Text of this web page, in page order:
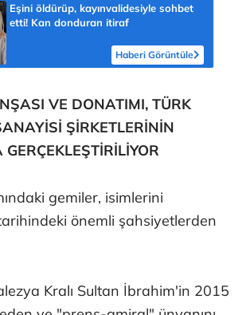
Eşini öldürüp, kayınvalidesiyle sohbet
etti! Kan donduran itiraf
Haberi Görüntüle
VE DONATIMI, TÜRK
ŞİRKETLERİNİN
gemiler, isimlerini
önemli şahsiyetlerden
Kralı Sultan İbrahim'in 2015